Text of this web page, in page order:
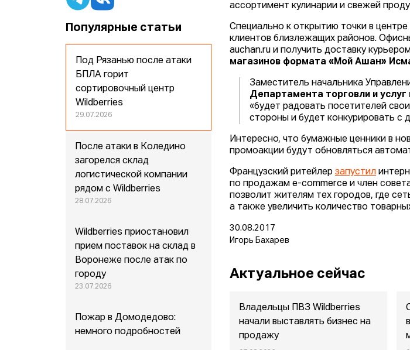
ассортимент кулинарии и свежей
Специально к открытию точки в
клиентов близлежащих районов.
auchan.ru и получить доставку
магазинов формата «Мой Ашан»
Заместитель начальника
Департамента торговли и
«будет радовать посетителей
стороны и будет конкурировать с
Интересно, что бумажные ценники в
промоакции будут обновляться
Французский ритейлерзапустил
по продажам e-commerce и член
позволит жителям тех городов, где
а также увеличить количество
30.08.2017
Игорь Бахарев
Актуальное сейчас
Владельцы ПВЗ Wildberries
начали выставлять бизнес на
продажу
Популярные статьи
Под Рязанью после атаки
БПЛА горит
сортировочный центр
Wildberries
29.07.2026
После атаки в Коледино
загорелся склад
логистической компании
рядом с Wildberries
28.07.2026
Wildberries приостановил
прием поставок на склад в
Воронеже после атак по
городу
23.07.2026
Пожар в Домодедово:
немного подробностей